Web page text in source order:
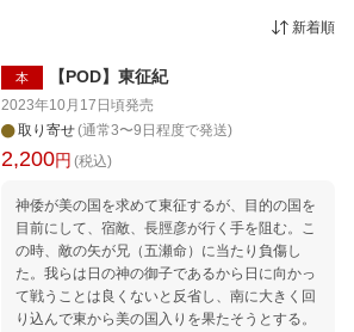
新着順
本 【POD】東征紀
2023年10月17日頃発売
取り寄せ(通常3〜9日程度で発送)
2,200円 (税込)
神倭が美の国を求めて東征するが、目的の国を
目前にして、宿敵、長脛彦が行く手を阻む。こ
の時、敵の矢が兄（五瀬命）に当たり負傷し
た。我らは日の神の御子であるから日に向かっ
て戦うことは良くないと反省し、南に大きく回
り込んで東から美の国入りを果たそうとする。